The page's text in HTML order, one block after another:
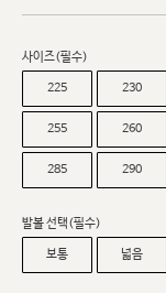
사이즈(필수)
225 230
255 260
285 290
발볼 선택(필수)
보통 넓음